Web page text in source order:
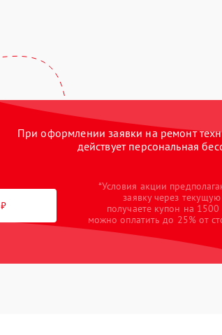
При оформлении заявки на ремонт
действует персональная
*Условия акции
заявку через
получаете купон на
можно оплатить до 25% от